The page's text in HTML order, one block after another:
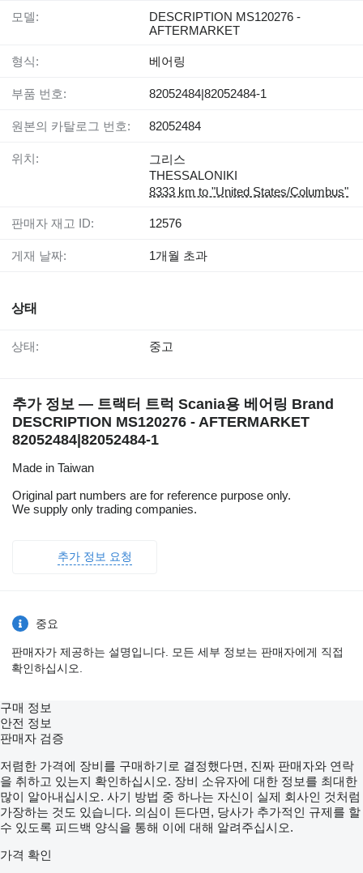
모델:
DESCRIPTION MS120276 -
AFTERMARKET
형식: 베어링
부품 번호: 82052484|82052484-1
원본의 카탈로그 번호: 82052484
위치:
그리스
THESSALONIKI
8333 km to "United States/Columbus"
판매자 재고 ID: 12576
게재 날짜: 1개월 초과
상태
상태: 중고
추가 정보 — 트랙터 트럭 Scania용 베어링 Brand
DESCRIPTION MS120276 - AFTERMARKET
82052484|82052484-1
Made in Taiwan
Original part numbers are for reference purpose only.
We supply only trading companies.
추가 정보 요청
중요
판매자가 제공하는 설명입니다. 모든 세부 정보는 판매자에게 직접
확인하십시오.
구매 정보
안전 정보
판매자 검증
저렴한 가격에 장비를 구매하기로 결정했다면, 진짜 판매자와 연락
을 취하고 있는지 확인하십시오. 장비 소유자에 대한 정보를 최대한
많이 알아내십시오. 사기 방법 중 하나는 자신이 실제 회사인 것처럼
가장하는 것도 있습니다. 의심이 든다면, 당사가 추가적인 규제를 할
수 있도록 피드백 양식을 통해 이에 대해 알려주십시오.
가격 확인